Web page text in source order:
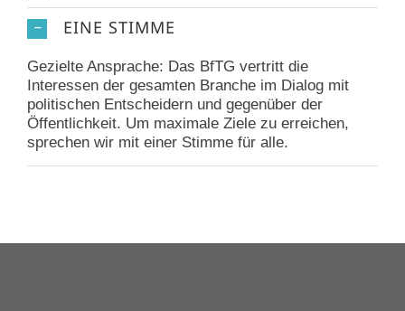
EINE STIMME
Gezielte Ansprache: Das BfTG vertritt die
Interessen der gesamten Branche im Dialog mit
politischen Entscheidern und gegenüber der
Öffentlichkeit. Um maximale Ziele zu erreichen,
sprechen wir mit einer Stimme für alle.